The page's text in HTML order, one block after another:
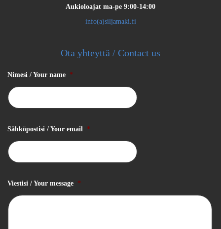
Aukioloajat ma-pe 9:00-14:00
info(a)siljamaki.fi
Ota yhteyttä / Contact us
Nimesi / Your name *
Sähköpostisi / Your email *
Viestisi / Your message *